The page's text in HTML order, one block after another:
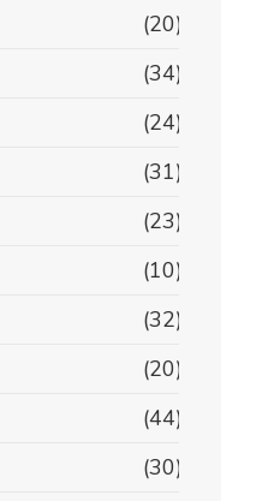
(20)
(34)
(24)
(31)
(23)
(10)
(32)
(20)
(44)
(30)